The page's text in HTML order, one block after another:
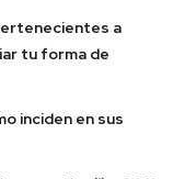
a
tu forma de
inciden en sus